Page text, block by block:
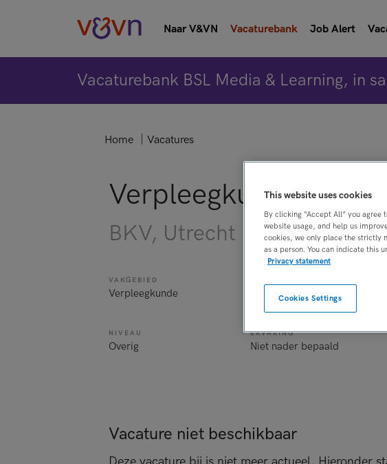
Naar V&VN Vacaturebank Job Alert
Vacaturebank BSL Media & Learning, in
Home Vacatures
Verpleegkundig
BKV, Utrecht
VAKGEBIED
Verpleegkunde Verpleegkundig specialist
NIVEAU
Overig
ERVARING
Niet nader bepaald
Vacature niet beschikbaar
This website uses cookies
By clicking “Accept All” you
website usage, and help us
cookies, we only place the strictly
as a person. You can indicate this
Privacy statement
Cookies Settings